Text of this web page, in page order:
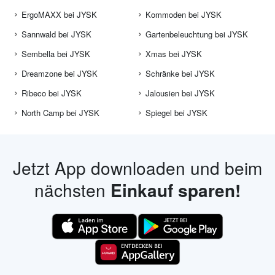
ErgoMAXX bei JYSK
Sannwald bei JYSK
Sembella bei JYSK
Dreamzone bei JYSK
Ribeco bei JYSK
North Camp bei JYSK
Kommoden bei JYSK
Gartenbeleuchtung bei JYSK
Xmas bei JYSK
Schränke bei JYSK
Jalousien bei JYSK
Spiegel bei JYSK
Jetzt App downloaden und beim
nächsten Einkauf sparen!